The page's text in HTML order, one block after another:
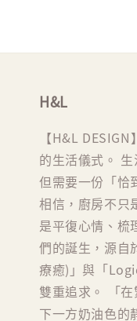
H&L
【H&L
的生活儀式。
但需要一份「恰
相信，廚房不只
是平復心情、梳
們的誕生，源自
療癒)」與「
雙重追求。 「
下一方奶油色的